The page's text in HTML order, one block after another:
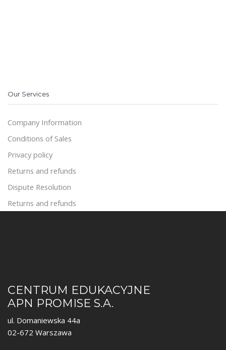
Our Services
Company Information
Conditions of Sales
Privacy policy
Returns and refunds
Dispute Resolution
Returns and refunds
CENTRUM EDUKACYJNE
APN PROMISE S.A.
ul. Domaniewska 44a
02-672 Warszawa